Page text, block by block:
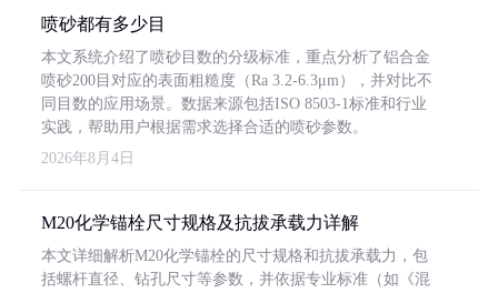
喷砂都有多少目
本文系统介绍了喷砂目数的分级标准，重点分析了铝合金
喷砂200目对应的表面粗糙度（Ra 3.2-6.3μm），并对比不
同目数的应用场景。数据来源包括ISO 8503-1标准和行业
实践，帮助用户根据需求选择合适的喷砂参数。
2026年8月4日
M20化学锚栓尺寸规格及抗拔承载力详解
本文详细解析M20化学锚栓的尺寸规格和抗拔承载力，包
括螺杆直径、钻孔尺寸等参数，并依据专业标准（如《混